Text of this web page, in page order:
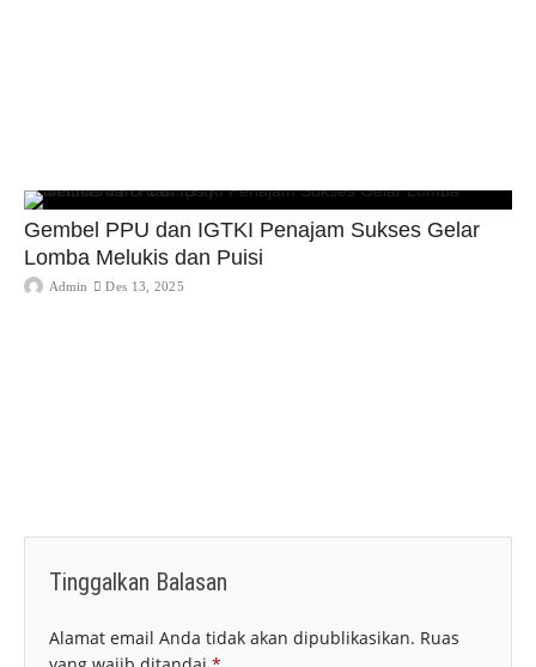
Gembel PPU dan IGTKI Penajam Sukses Gelar
Lomba Melukis dan Puisi
Admin Des 13, 2025
Tinggalkan Balasan
Alamat email Anda tidak akan dipublikasikan. Ruas